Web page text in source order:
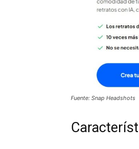
Fuente: Snap Headshots